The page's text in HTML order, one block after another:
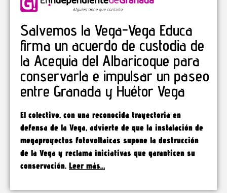
Salvemos la Vega-Vega Educa
firma un acuerdo de custodia de
la Acequia del Albaricoque para
conservarla e impulsar un paseo
entre Granada y Huétor Vega
El colectivo, con una reconocida trayectoria en
defensa de la Vega, advierte de que la instalación de
megaproyectos fotovoltaicas supone la destrucción
de la Vega y reclama iniciativas que garanticen su
conservación. Leer más…